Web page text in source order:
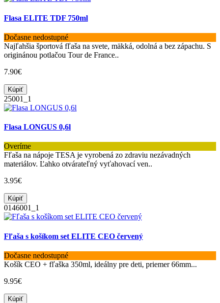
Flasa ELITE TDF 750ml
Dočasne nedostupné
Najľahšia športová fľaša na svete, mäkká, odolná a bez zápachu. S
originánou potlačou Tour de France..
7.90€
Kúpiť
25001_1
Flasa LONGUS 0,6l
Overíme
Fľaša na nápoje TESA je vyrobená zo zdraviu nezávadných
materiálov. Ľahko otvárateľný vyťahovací ven..
3.95€
Kúpiť
0146001_1
Fľaša s košíkom set ELITE CEO červený
Dočasne nedostupné
Košík CEO + fľaška 350ml, ideálny pre deti, priemer 66mm...
9.95€
Kúpiť